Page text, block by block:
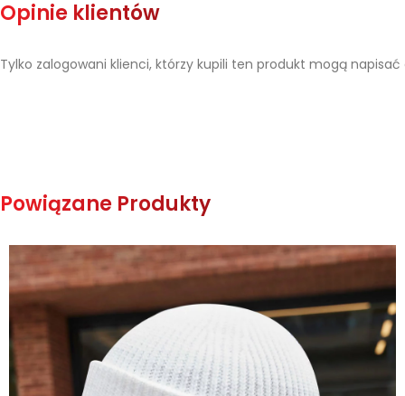
Opinie klientów
Tylko zalogowani klienci, którzy kupili ten produkt mogą napisać
Powiązane Produkty